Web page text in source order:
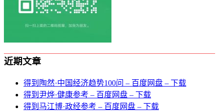
近期文章
得到陶然·中国经济趋势100问 – 百度网盘 – 下载
得到尹烨·健康参考 – 百度网盘 – 下载
得到马江博·政经参考 – 百度网盘 – 下载